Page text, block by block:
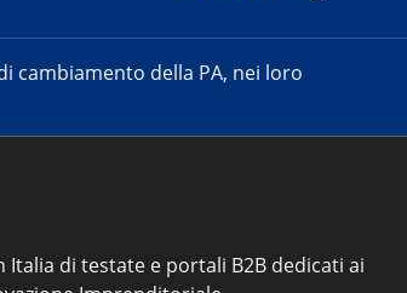
cambiamento della PA, nei loro
di testate e portali B2B dedicati ai